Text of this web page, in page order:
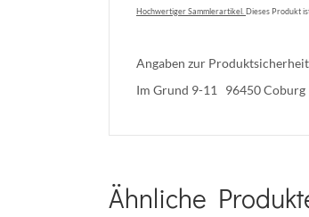
Hochwertiger Sammlerartikel. Dieses Produkt
Angaben zur
Im Grund 9-11 96450
Ähnliche